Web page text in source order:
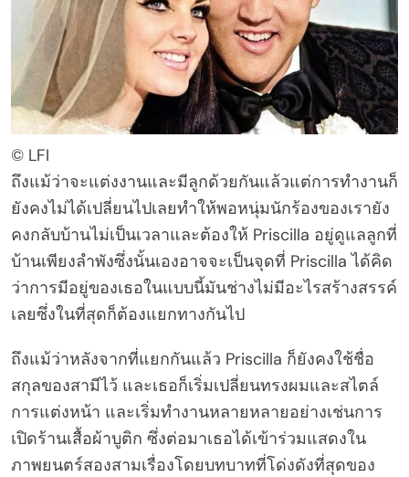
© LFI
ถึงแม้ว่าจะแต่งงานและมีลูกด้วยกันแล้วแต่การทำงานก็
ยังคงไม่ได้เปลี่ยนไปเลยทำให้พอหนุ่มนักร้องของเรายัง
คงกลับบ้านไม่เป็นเวลาและต้องให้ Priscilla อยู่ดูแลลูกที่
บ้านเพียงลำพังซึ่งนั้นเองอาจจะเป็นจุดที่ Priscilla ได้คิด
ว่าการมีอยู่ของเธอในแบบนี้มันช่างไม่มีอะไรสร้างสรรค์
เลยซึ่งในที่สุดก็ต้องแยกทางกันไป
ถึงแม้ว่าหลังจากที่แยกกันแล้ว Priscilla ก็ยังคงใช้ชื่อ
สกุลของสามีไว้ และเธอก็เริ่มเปลี่ยนทรงผมและสไตล์
การแต่งหน้า และเริ่มทำงานหลายหลายอย่างเช่นการ
เปิดร้านเสื้อผ้าบูติก ซึ่งต่อมาเธอได้เข้าร่วมแสดงใน
ภาพยนตร์สองสามเรื่องโดยบทบาทที่โด่งดังที่สุดของ